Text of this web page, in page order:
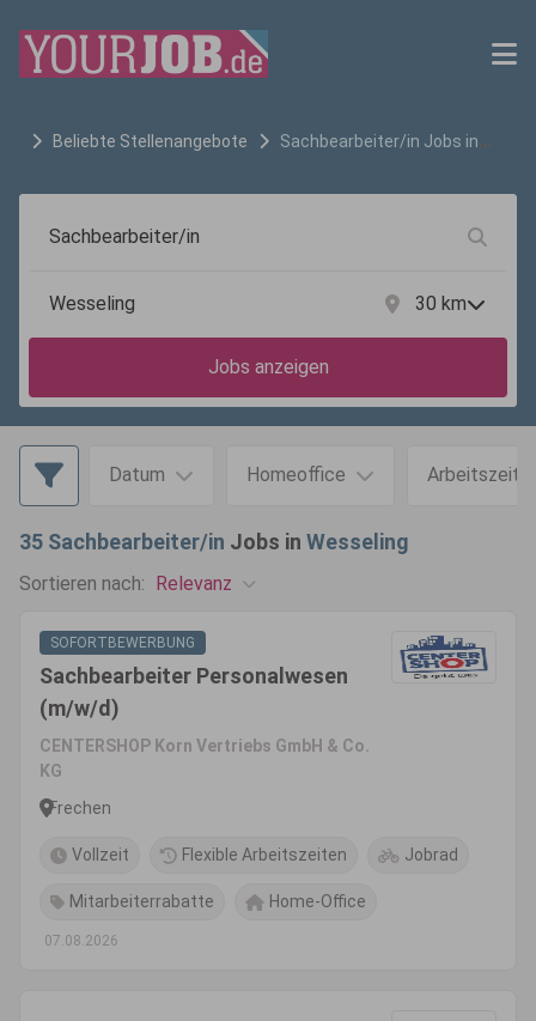
Beliebte Stellenangebote Sachbearbeiter/in Jobs in
30 km
Jobs anzeigen
Datum Homeoffice Arbeitszeit
35 Sachbearbeiter/in Jobs in Wesseling
Sortieren nach: Relevanz
SOFORTBEWERBUNG
Sachbearbeiter Personalwesen
(m/w/d)
CENTERSHOP Korn Vertriebs GmbH & Co.
KG
Frechen
Vollzeit Flexible Arbeitszeiten Jobrad
Mitarbeiterrabatte Home-Office
07.08.2026